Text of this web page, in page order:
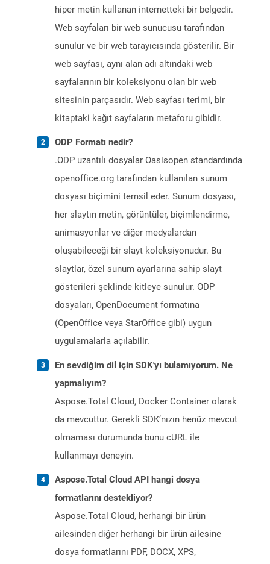
hiper metin kullanan internetteki bir belgedir.
Web sayfaları bir web sunucusu tarafından
sunulur ve bir web tarayıcısında gösterilir. Bir
web sayfası, aynı alan adı altındaki web
sayfalarının bir koleksiyonu olan bir web
sitesinin parçasıdır. Web sayfası terimi, bir
kitaptaki kağıt sayfaların metaforu gibidir.
ODP Formatı nedir?
.ODP uzantılı dosyalar Oasisopen standardında
openoffice.org tarafından kullanılan sunum
dosyası biçimini temsil eder. Sunum dosyası,
her slaytın metin, görüntüler, biçimlendirme,
animasyonlar ve diğer medyalardan
oluşabileceği bir slayt koleksiyonudur. Bu
slaytlar, özel sunum ayarlarına sahip slayt
gösterileri şeklinde kitleye sunulur. ODP
dosyaları, OpenDocument formatına
(OpenOffice veya StarOffice gibi) uygun
uygulamalarla açılabilir.
En sevdiğim dil için SDK'yı bulamıyorum. Ne
yapmalıyım?
Aspose.Total Cloud, Docker Container olarak
da mevcuttur. Gerekli SDK’nızın henüz mevcut
olmaması durumunda bunu cURL ile
kullanmayı deneyin.
Aspose.Total Cloud API hangi dosya
formatlarını destekliyor?
Aspose.Total Cloud, herhangi bir ürün
ailesinden diğer herhangi bir ürün ailesine
dosya formatlarını PDF, DOCX, XPS,